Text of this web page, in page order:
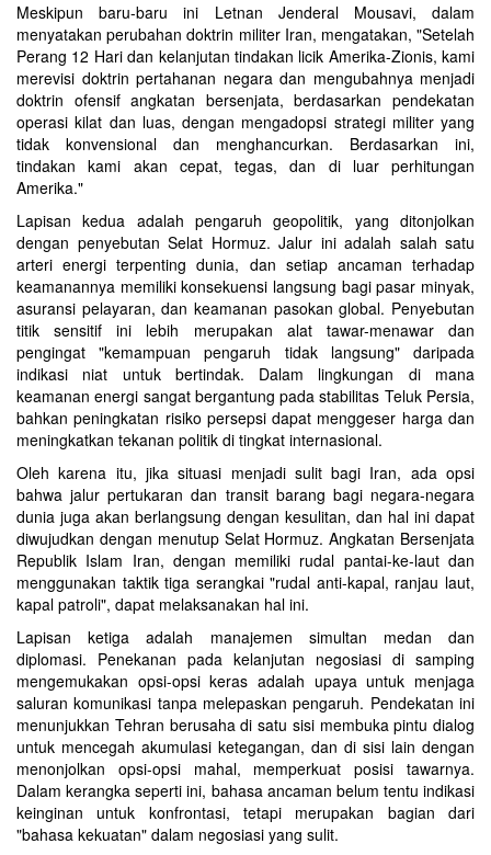
Meskipun baru-baru ini Letnan Jenderal Mousavi, dalam
menyatakan perubahan doktrin militer Iran, mengatakan, "Setelah
Perang 12 Hari dan kelanjutan tindakan licik Amerika-Zionis, kami
merevisi doktrin pertahanan negara dan mengubahnya menjadi
doktrin ofensif angkatan bersenjata, berdasarkan pendekatan
operasi kilat dan luas, dengan mengadopsi strategi militer yang
tidak konvensional dan menghancurkan. Berdasarkan ini,
tindakan kami akan cepat, tegas, dan di luar perhitungan
Amerika."
Lapisan kedua adalah pengaruh geopolitik, yang ditonjolkan
dengan penyebutan Selat Hormuz. Jalur ini adalah salah satu
arteri energi terpenting dunia, dan setiap ancaman terhadap
keamanannya memiliki konsekuensi langsung bagi pasar minyak,
asuransi pelayaran, dan keamanan pasokan global. Penyebutan
titik sensitif ini lebih merupakan alat tawar-menawar dan
pengingat "kemampuan pengaruh tidak langsung" daripada
indikasi niat untuk bertindak. Dalam lingkungan di mana
keamanan energi sangat bergantung pada stabilitas Teluk Persia,
bahkan peningkatan risiko persepsi dapat menggeser harga dan
meningkatkan tekanan politik di tingkat internasional.
Oleh karena itu, jika situasi menjadi sulit bagi Iran, ada opsi
bahwa jalur pertukaran dan transit barang bagi negara-negara
dunia juga akan berlangsung dengan kesulitan, dan hal ini dapat
diwujudkan dengan menutup Selat Hormuz. Angkatan Bersenjata
Republik Islam Iran, dengan memiliki rudal pantai-ke-laut dan
menggunakan taktik tiga serangkai "rudal anti-kapal, ranjau laut,
kapal patroli", dapat melaksanakan hal ini.
Lapisan ketiga adalah manajemen simultan medan dan
diplomasi. Penekanan pada kelanjutan negosiasi di samping
mengemukakan opsi-opsi keras adalah upaya untuk menjaga
saluran komunikasi tanpa melepaskan pengaruh. Pendekatan ini
menunjukkan Tehran berusaha di satu sisi membuka pintu dialog
untuk mencegah akumulasi ketegangan, dan di sisi lain dengan
menonjolkan opsi-opsi mahal, memperkuat posisi tawarnya.
Dalam kerangka seperti ini, bahasa ancaman belum tentu indikasi
keinginan untuk konfrontasi, tetapi merupakan bagian dari
"bahasa kekuatan" dalam negosiasi yang sulit.